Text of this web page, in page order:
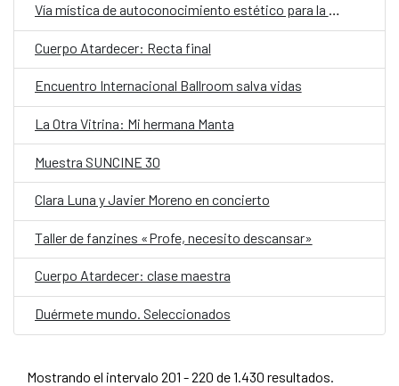
Vía mística de autoconocimiento estético para la creación contemporánea
Cuerpo Atardecer: Recta final
Encuentro Internacional Ballroom salva vidas
La Otra Vitrina: Mi hermana Manta
Muestra SUNCINE 30
Clara Luna y Javier Moreno en concierto
Taller de fanzines «Profe, necesito descansar»
Cuerpo Atardecer: clase maestra
Duérmete mundo. Seleccionados
Mostrando el intervalo 201 - 220 de 1.430 resultados.